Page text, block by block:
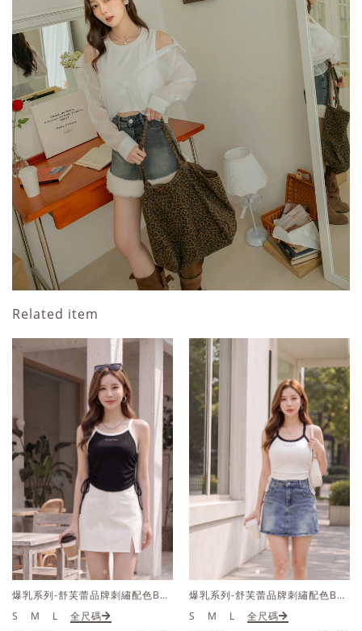
Related item
爆乳系列-舒芙蕾品牌刺繡配色BRATOP削肩上衣
S
M L
全尺碼
爆乳系列-舒芙蕾品牌刺繡配色BRATOP削肩上衣
S
M L
全尺碼